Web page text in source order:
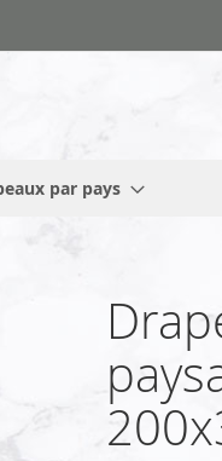
par pays